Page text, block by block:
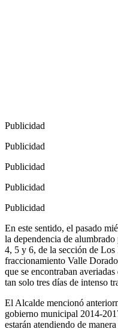
Publicidad
Publicidad
Publicidad
Publicidad
Publicidad
En este sentido, el pasado
la dependencia de
4, 5 y 6, de la sección de
fraccionamiento Valle
que se encontraban
tan solo tres días de intenso
El Alcalde mencionó
gobierno municipal 2014-
estarán atendiendo de